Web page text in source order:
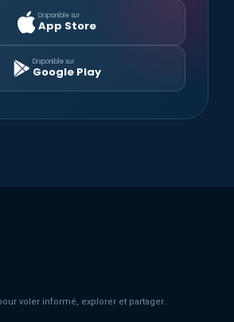
Disponible sur
App Store
Disponible sur
Google Play
voler informé, explorer et partager.